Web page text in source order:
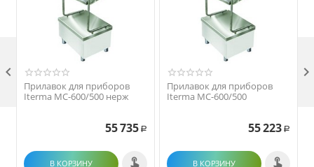
Прилавок для приборов
Iterma МС-600/500 нерж
55 735 Р
В КОРЗИНУ
Прилавок для приборов
Iterma МС-600/500
55 223 Р
В КОРЗИНУ
 